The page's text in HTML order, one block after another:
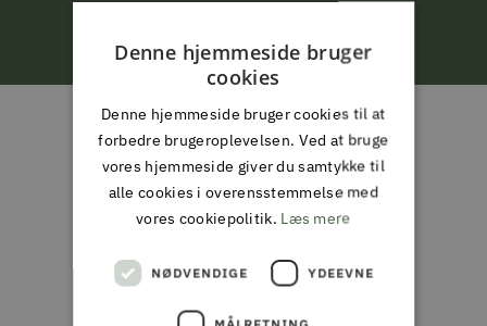
til
slide
1
til
slide
2
til
slide
3
til
slide
4
ALMAS PARK & FRITID
ALT I JAGT & OUTDOOR,
FISKERI, HAVE & PARK
Din partner i naturen, haven og
hverdagen
Denne hjemmeside bruger
cookies
Denne hjemmeside bruger cookies til at
forbedre brugeroplevelsen. Ved at bruge
vores hjemmeside giver du samtykke til
alle cookies i overensstemmelse med
vores cookiepolitik. Læs mere
NØDVENDIGE YDEEVNE